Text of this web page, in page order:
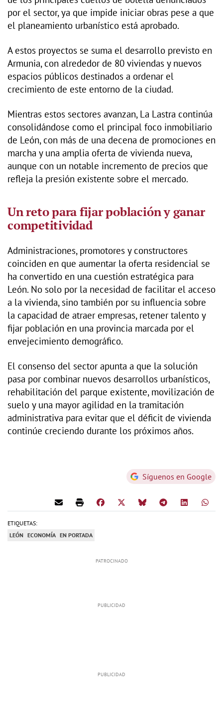
por el sector, ya que impide iniciar obras pese a que
el planeamiento urbanístico está aprobado.
A estos proyectos se suma el desarrollo previsto en
Armunia, con alrededor de 80 viviendas y nuevos
espacios públicos destinados a ordenar el
crecimiento de este entorno de la ciudad.
Mientras estos sectores avanzan, La Lastra continúa
consolidándose como el principal foco inmobiliario
de León, con más de una decena de promociones en
marcha y una amplia oferta de vivienda nueva,
aunque con un notable incremento de precios que
refleja la presión existente sobre el mercado.
Un reto para fijar población y ganar
competitividad
Administraciones, promotores y constructores
coinciden en que aumentar la oferta residencial se
ha convertido en una cuestión estratégica para
León. No solo por la necesidad de facilitar el acceso
a la vivienda, sino también por su influencia sobre
la capacidad de atraer empresas, retener talento y
fijar población en una provincia marcada por el
envejecimiento demográfico.
El consenso del sector apunta a que la solución
pasa por combinar nuevos desarrollos urbanísticos,
rehabilitación del parque existente, movilización de
suelo y una mayor agilidad en la tramitación
administrativa para evitar que el déficit de vivienda
continúe creciendo durante los próximos años.
Síguenos en Google
ETIQUETAS:
LEÓN ECONOMÍA EN PORTADA